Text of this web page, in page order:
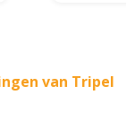
van Tripel